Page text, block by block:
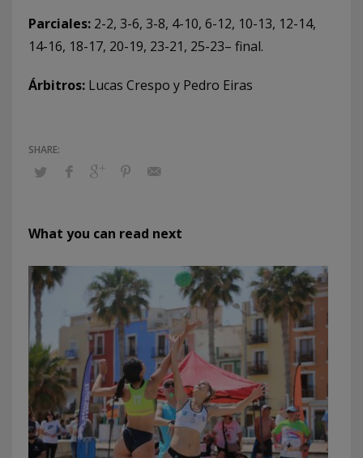
Parciales: 2-2, 3-6, 3-8, 4-10, 6-12, 10-13, 12-14,
14-16, 18-17, 20-19, 23-21, 25-23– final.
Árbitros: Lucas Crespo y Pedro Eiras
What you can read next